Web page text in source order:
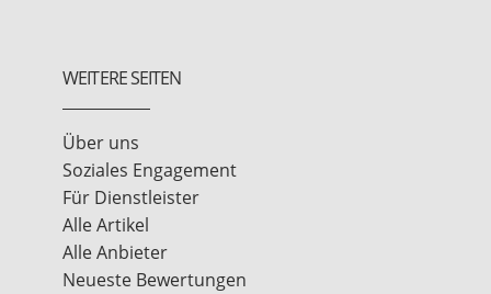
WEITERE SEITEN
Über uns
Soziales Engagement
Für Dienstleister
Alle Artikel
Alle Anbieter
Neueste Bewertungen